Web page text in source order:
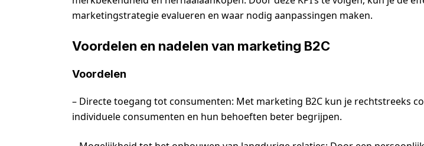
marketingstrategie evalueren en waar nodig aanpassingen maken.
Voordelen en nadelen van marketing B2C
Voordelen
– Directe toegang tot consumenten: Met marketing B2C kun je rechtstreeks
individuele consumenten en hun behoeften beter begrijpen.